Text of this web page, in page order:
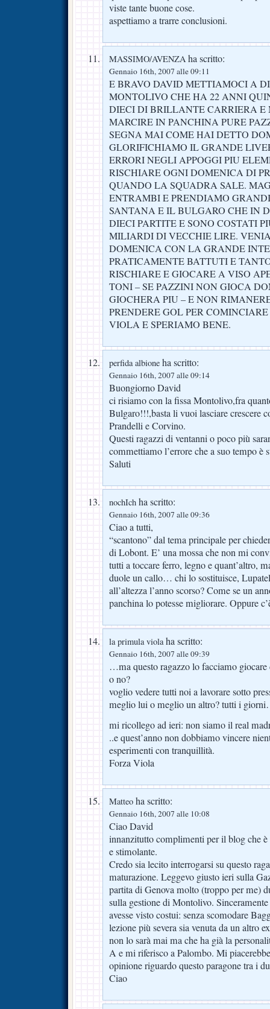
viste tante buone cose.
aspettiamo a trarre conclusioni.
MASSIMO/AVENZA ha scritto:
Gennaio 16th, 2007 alle 09:11
E BRAVO DAVID METTIAMOCI A
MONTOLIVO CHE HA 22 ANNI
DIECI DI BRILLANTE CARRIERA E
MARCIRE IN PANCHINA PURE
SEGNA MAI COME HAI DETTO
GLORIFICHIAMO IL GRANDE
ERRORI NEGLI APPOGGI PIU
RISCHIARE OGNI DOMENICA DI
QUANDO LA SQUADRA SALE.
ENTRAMBI E PRENDIAMO
SANTANA E IL BULGARO CHE IN
DIECI PARTITE E SONO COSTATI
MILIARDI DI VECCHIE LIRE.
DOMENICA CON LA GRANDE
PRATICAMENTE BATTUTI E
RISCHIARE E GIOCARE A VISO
TONI – SE PAZZINI NON GIOCA
GIOCHERA PIU – E NON
PRENDERE GOL PER
VIOLA E SPERIAMO BENE.
perfida albione ha scritto:
Gennaio 16th, 2007 alle 09:14
Buongiorno David
ci risiamo con la fissa Montolivo,fra
Bulgaro!!!,basta li vuoi lasciare crescere
Prandelli e Corvino.
Questi ragazzi di ventanni o poco più
commettiamo l’errore che a suo tempo è
Saluti
nochIch ha scritto:
Gennaio 16th, 2007 alle 09:36
Ciao a tutti,
“scantono” dal tema principale per
di Lobont. E’ una mossa che non mi
tutti a toccare ferro, legno e quant’altro,
duole un callo… chi lo sostituisce,
all’altezza l’anno scorso? Come se un
panchina lo potesse migliorare. Oppure
la primula violaha scritto:
Gennaio 16th, 2007 alle 09:39
…ma questo ragazzo lo facciamo
o no?
voglio vedere tutti noi a lavorare sotto
meglio lui o meglio un altro? tutti i
mi ricollego ad ieri: non siamo il real
..e quest’anno non dobbiamo vincere
esperimenti con tranquillità.
Forza Viola
Matteo ha scritto:
Gennaio 16th, 2007 alle 10:08
Ciao David
innanzitutto complimenti per il blog che è
e stimolante.
Credo sia lecito interrogarsi su questo
maturazione. Leggevo giusto ieri sulla
partita di Genova molto (troppo per me)
sulla gestione di Montolivo.
avesse visto costui: senza scomodare
lezione più severa sia venuta da un altro
non lo sarà mai ma che ha già la
A e mi riferisco a Palombo. Mi
opinione riguardo questo paragone tra i
Ciao